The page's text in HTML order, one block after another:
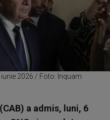
iunie 2026 / Foto: Inquam
a admis, luni, 6